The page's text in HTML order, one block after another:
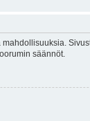
säännöt.